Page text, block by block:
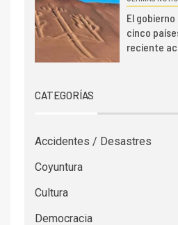
El
cinco
reciente
CATEGORÍAS
Accidentes / Desastres
Coyuntura
Cultura
Democracia